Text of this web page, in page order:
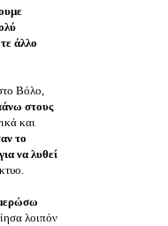
άλλο
Βόλο,
στους
και
το
να λυθεί
λοιπόν